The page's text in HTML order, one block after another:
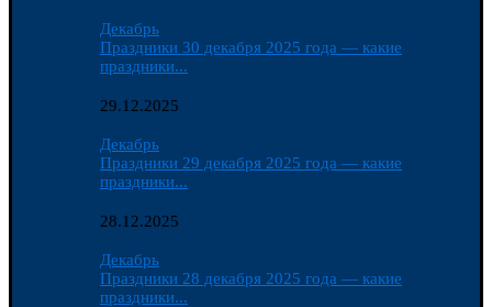
Декабрь
Праздники 30 декабря 2025 года — какие
праздники...
29.12.2025
Декабрь
Праздники 29 декабря 2025 года — какие
праздники...
28.12.2025
Декабрь
Праздники 28 декабря 2025 года — какие
праздники...